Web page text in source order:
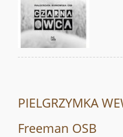
PIELGRZYMKA
Freeman OSB